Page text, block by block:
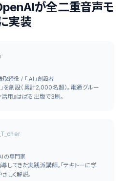
が全二重音声モ
実装
締役 / 「.AI」創設者
を創設（累計2,000名超）。電通グルー
用』はぱる出版で3刷。
の専門家
てきた実践派講師。「テキトーに学
しく解説。